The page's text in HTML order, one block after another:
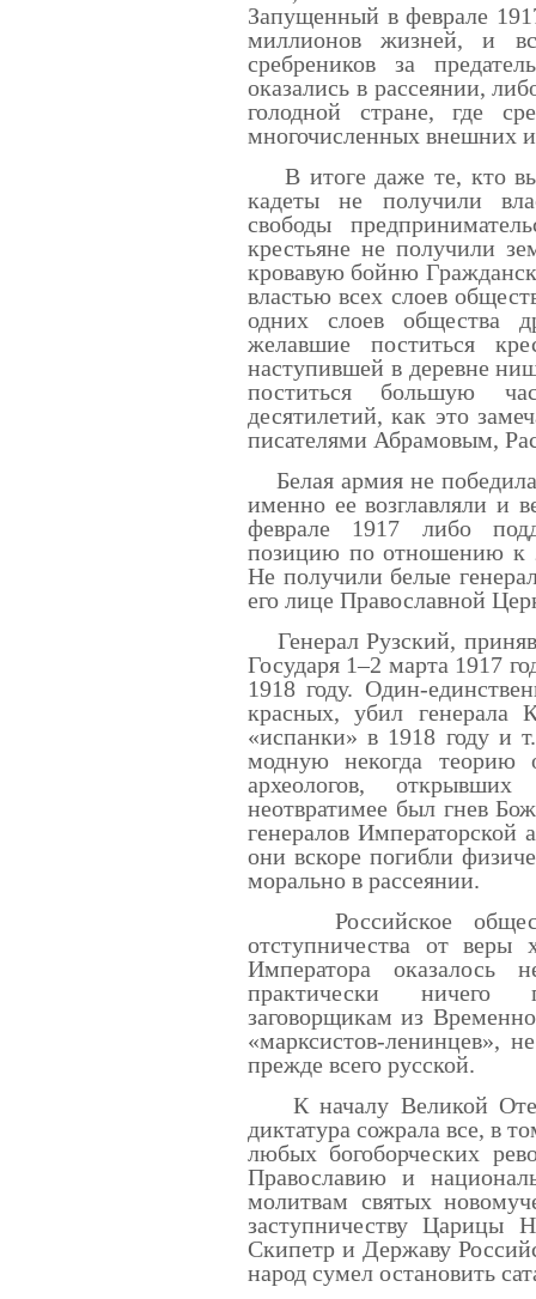
Запущенный в феврале
миллионов жизней, и
сребреников за
оказались в рассеянии,
голодной стране, где
многочисленных внешних
В итоге даже те, кто
кадеты не получили
свободы
крестьяне не получили
кровавую бойню
властью всех слоев
одних слоев общества
желавшие поститься
наступившей в деревне
поститься большую
десятилетий, как это
писателями Абрамовым,
Белая армия не
именно ее возглавляли и
феврале 1917 либо
позицию по отношению к
Не получили белые
его лице Православной
Генерал Рузский,
Государя 1–2 марта 1917
1918 году. Один-
красных, убил генерала
«испанки» в 1918 году и
модную некогда теорию
археологов,
неотвратимее был гнев
генералов Императорской
они вскоре погибли
морально в рассеянии.
Российское
отступничества от веры
Императора оказалось
практически ничего
заговорщикам из
«марксистов-ленинцев»,
прежде всего русской.
К началу Великой
диктатура сожрала все, в
любых богоборческих
Православию и
молитвам святых
заступничеству Царицы
Скипетр и Державу
народ сумел остановить